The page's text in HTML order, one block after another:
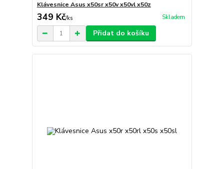
Klávesnice Asus x50sr x50v x50vl x50z
349 Kč/ks Skladem
Přidat do košíku